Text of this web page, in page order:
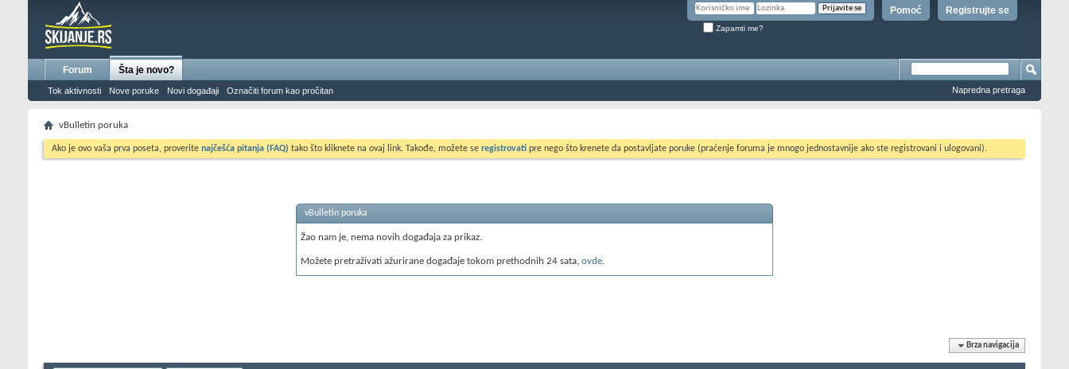
Registrujte se
Pomoć
Zapamti me?
Forum Šta je novo?
Tok aktivnosti Nove poruke Novi događaji Označiti forum kao pročitan Napredna pretraga
vBulletin poruka
Ako je ovo vaša prva poseta, proverite najčešća pitanja (FAQ) tako što kliknete na ovaj link. Takođe, možete se registrovati pre nego što krenete da postavljate poruke (praćenje foruma je mnogo jednostavnije ako ste registrovani i ulogovani).
vBulletin poruka
Žao nam je, nema novih događaja za prikaz.
Možete pretraživati ažurirane događaje tokom prethodnih 24 sata, ovde.
Brza navigacija